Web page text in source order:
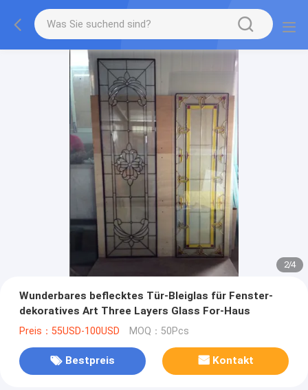
2/4
Wunderbares beflecktes Tür-Bleiglas für Fenster-
dekoratives Art Three Layers Glass For-Haus
Preis：55USD-100USD MOQ：50Pcs
Bestpreis Kontakt